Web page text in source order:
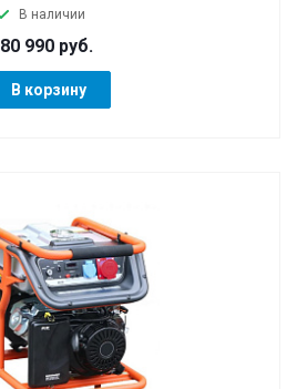
В наличии
80 990 руб.
В корзину